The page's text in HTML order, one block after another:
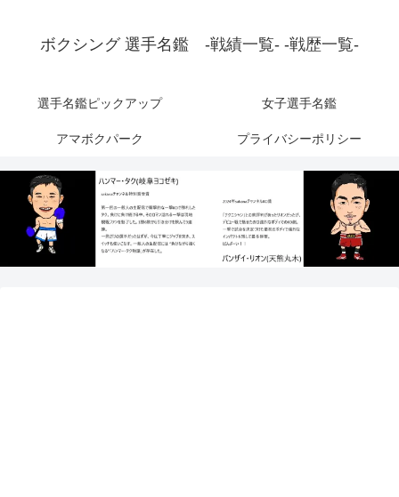
ボクシング 選手名鑑 -戦績一覧- -戦歴一覧-
選手名鑑ピックアップ 女子選手名鑑
アマボクパーク プライバシーポリシー